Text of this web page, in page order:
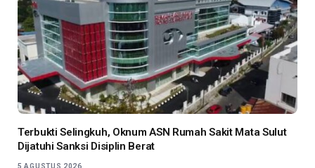
Terbukti Selingkuh, Oknum ASN Rumah Sakit Mata Sulut
Dijatuhi Sanksi Disiplin Berat
5 AGUSTUS 2026